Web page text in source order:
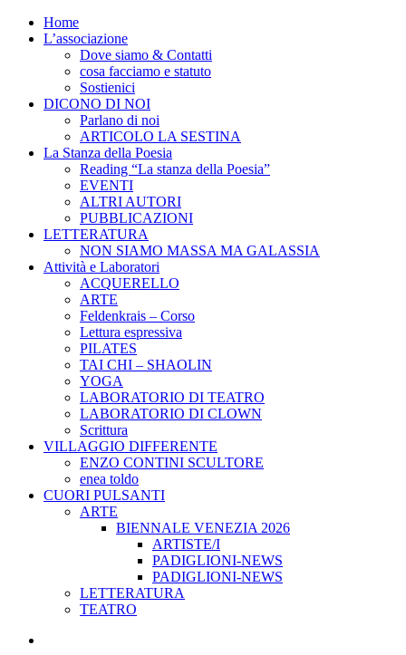
Home
L’associazione
Dove siamo & Contatti
cosa facciamo e statuto
Sostienici
DICONO DI NOI
Parlano di noi
ARTICOLO LA SESTINA
La Stanza della Poesia
Reading “La stanza della Poesia”
EVENTI
ALTRI AUTORI
PUBBLICAZIONI
LETTERATURA
NON SIAMO MASSA MA GALASSIA
Attività e Laboratori
ACQUERELLO
ARTE
Feldenkrais – Corso
Lettura espressiva
PILATES
TAI CHI – SHAOLIN
YOGA
LABORATORIO DI TEATRO
LABORATORIO DI CLOWN
Scrittura
VILLAGGIO DIFFERENTE
ENZO CONTINI SCULTORE
enea toldo
CUORI PULSANTI
ARTE
BIENNALE VENEZIA 2026
ARTISTE/I
PADIGLIONI-NEWS
PADIGLIONI-NEWS
LETTERATURA
TEATRO